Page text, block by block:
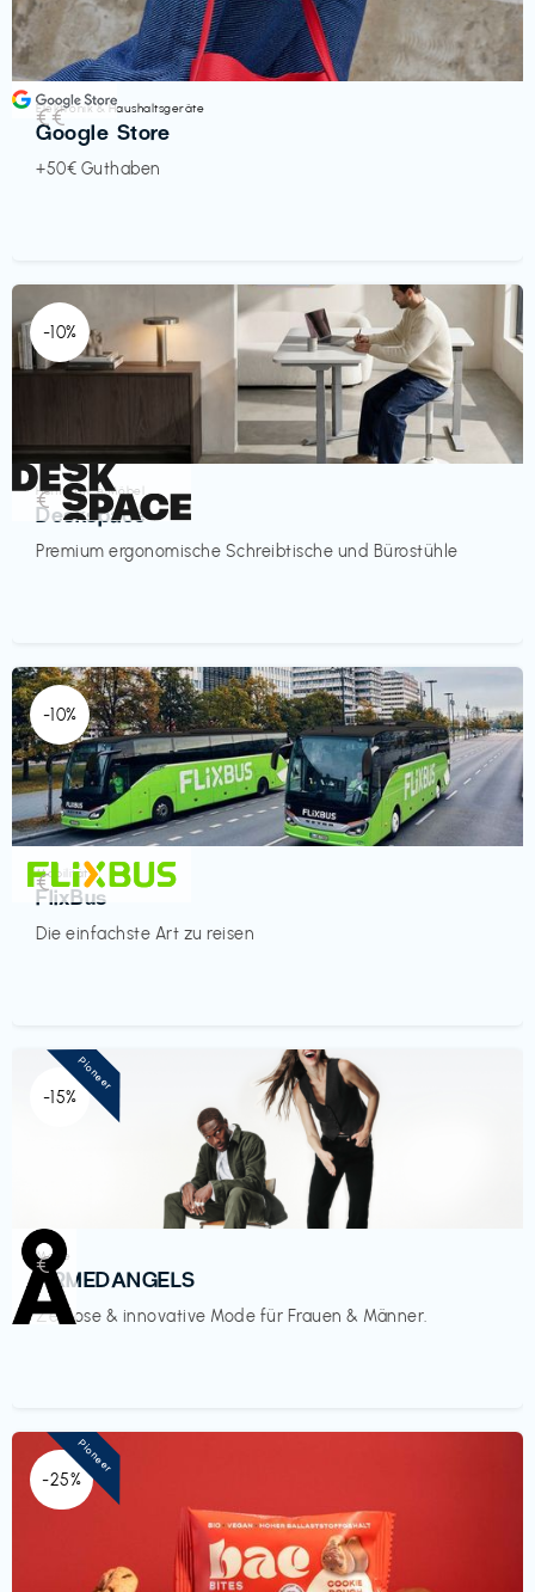
Elektronik & Haushaltsgeräte
Google Store
+50€ Guthaben
€€‎
-10%
Homeoffice Möbel
Deskspace
Premium ergonomische Schreibtische und Bürostühle
€‎
-10%
Mobilität
FlixBus
Die einfachste Art zu reisen
€‎
-15%
Mode
ARMEDANGELS
Zeitlose & innovative Mode für Frauen & Männer.
€‎
Pioneer
-25%
Pioneer